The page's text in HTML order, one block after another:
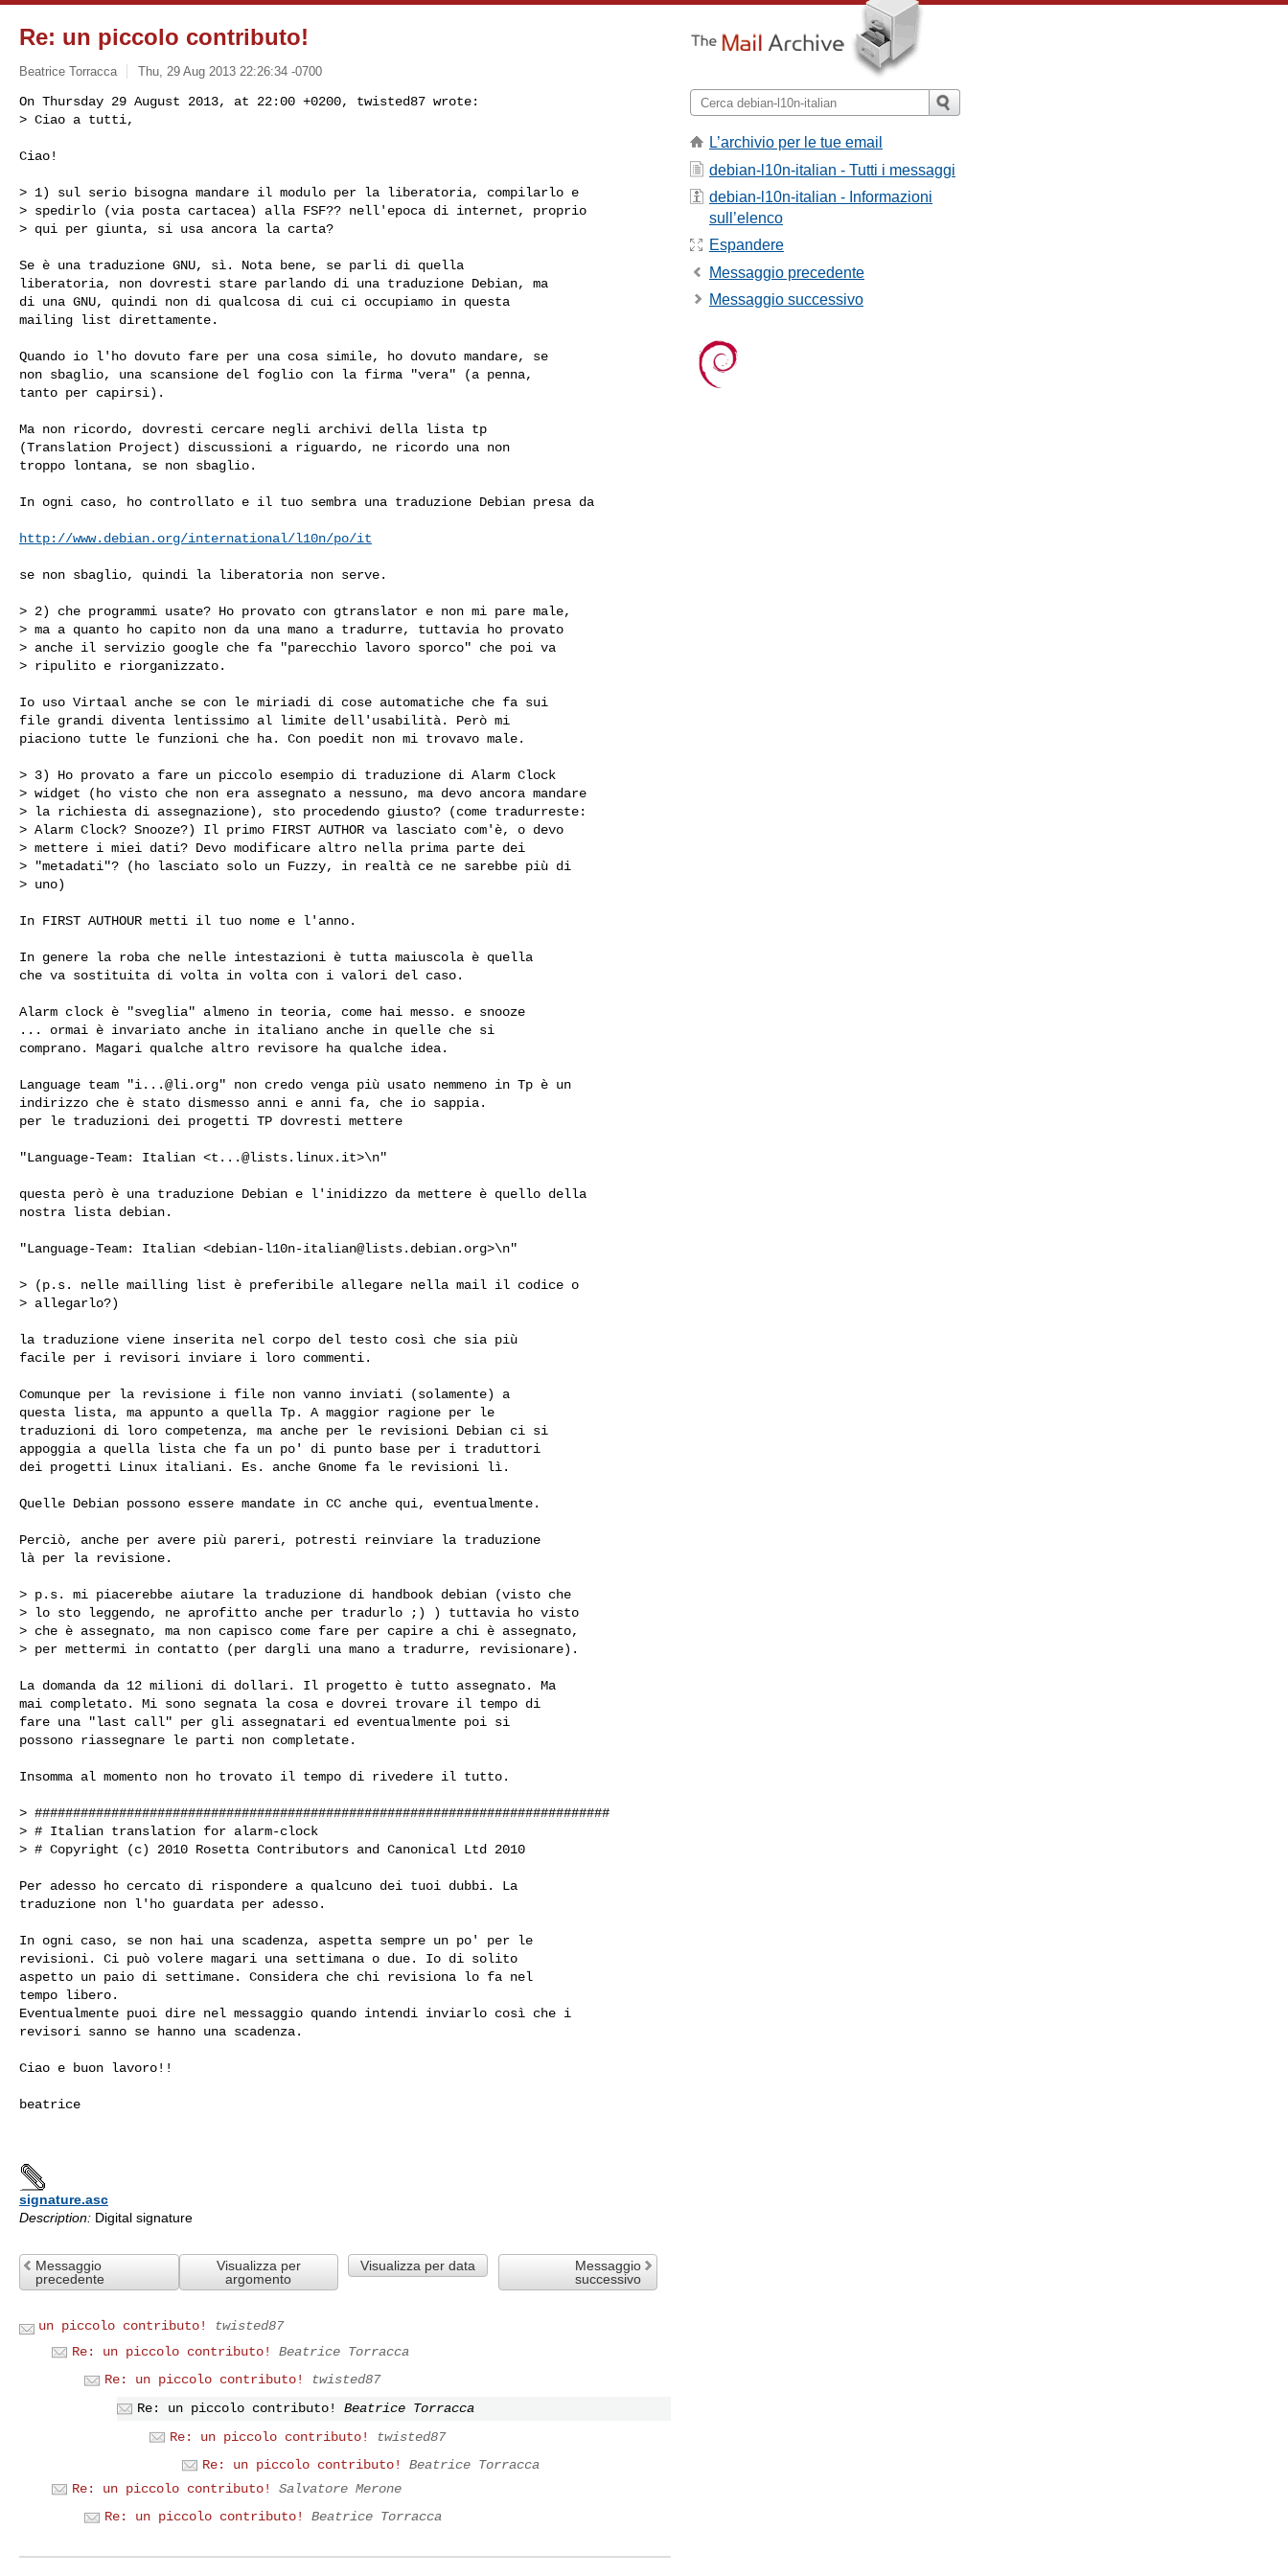
Re: un piccolo contributo!
Beatrice Torracca Thu, 29 Aug 2013 22:26:34 -0700
On Thursday 29 August 2013, at 22:00 +0200, twisted87 wrote:
> Ciao a tutti,
Ciao!
> 1) sul serio bisogna mandare il modulo per la liberatoria, compilarlo e
> spedirlo (via posta cartacea) alla FSF?? nell'epoca di internet, proprio
> qui per giunta, si usa ancora la carta?
Se è una traduzione GNU, sì. Nota bene, se parli di quella
liberatoria, non dovresti stare parlando di una traduzione Debian, ma
di una GNU, quindi non di qualcosa di cui ci occupiamo in questa
mailing list direttamente.
Quando io l'ho dovuto fare per una cosa simile, ho dovuto mandare, se
non sbaglio, una scansione del foglio con la firma "vera" (a penna,
tanto per capirsi).
Ma non ricordo, dovresti cercare negli archivi della lista tp
(Translation Project) discussioni a riguardo, ne ricordo una non
troppo lontana, se non sbaglio.
In ogni caso, ho controllato e il tuo sembra una traduzione Debian presa da
http://www.debian.org/international/l10n/po/it
se non sbaglio, quindi la liberatoria non serve.
> 2) che programmi usate? Ho provato con gtranslator e non mi pare male,
> ma a quanto ho capito non da una mano a tradurre, tuttavia ho provato
> anche il servizio google che fa "parecchio lavoro sporco" che poi va
> ripulito e riorganizzato.
Io uso Virtaal anche se con le miriadi di cose automatiche che fa sui
file grandi diventa lentissimo al limite dell'usabilità. Però mi
piaciono tutte le funzioni che ha. Con poedit non mi trovavo male.
> 3) Ho provato a fare un piccolo esempio di traduzione di Alarm Clock
> widget (ho visto che non era assegnato a nessuno, ma devo ancora mandare
> la richiesta di assegnazione), sto procedendo giusto? (come tradurreste:
> Alarm Clock? Snooze?) Il primo FIRST AUTHOR va lasciato com'è, o devo
> mettere i miei dati? Devo modificare altro nella prima parte dei
> "metadati"? (ho lasciato solo un Fuzzy, in realtà ce ne sarebbe più di
> uno)
In FIRST AUTHOUR metti il tuo nome e l'anno.
In genere la roba che nelle intestazioni è tutta maiuscola è quella
che va sostituita di volta in volta con i valori del caso.
Alarm clock è "sveglia" almeno in teoria, come hai messo. e snooze
... ormai è invariato anche in italiano anche in quelle che si
comprano. Magari qualche altro revisore ha qualche idea.
Language team "i...@li.org" non credo venga più usato nemmeno in Tp è un
indirizzo che è stato dismesso anni e anni fa, che io sappia.
per le traduzioni dei progetti TP dovresti mettere
"Language-Team: Italian <t...@lists.linux.it>\n"
questa però è una traduzione Debian e l'inidizzo da mettere è quello della
nostra lista debian.
"Language-Team: Italian <debian-l10n-italian@lists.debian.org>\n"
> (p.s. nelle mailling list è preferibile allegare nella mail il codice o
> allegarlo?)
la traduzione viene inserita nel corpo del testo così che sia più
facile per i revisori inviare i loro commenti.
Comunque per la revisione i file non vanno inviati (solamente) a
questa lista, ma appunto a quella Tp. A maggior ragione per le
traduzioni di loro competenza, ma anche per le revisioni Debian ci si
appoggia a quella lista che fa un po' di punto base per i traduttori
dei progetti Linux italiani. Es. anche Gnome fa le revisioni lì.
Quelle Debian possono essere mandate in CC anche qui, eventualmente.
Perciò, anche per avere più pareri, potresti reinviare la traduzione
là per la revisione.
> p.s. mi piacerebbe aiutare la traduzione di handbook debian (visto che
> lo sto leggendo, ne aprofitto anche per tradurlo ;) ) tuttavia ho visto
> che è assegnato, ma non capisco come fare per capire a chi è assegnato,
> per mettermi in contatto (per dargli una mano a tradurre, revisionare).
La domanda da 12 milioni di dollari. Il progetto è tutto assegnato. Ma
mai completato. Mi sono segnata la cosa e dovrei trovare il tempo di
fare una "last call" per gli assegnatari ed eventualmente poi si
possono riassegnare le parti non completate.
Insomma al momento non ho trovato il tempo di rivedere il tutto.
> ###########################################################################
> # Italian translation for alarm-clock
> # Copyright (c) 2010 Rosetta Contributors and Canonical Ltd 2010
Per adesso ho cercato di rispondere a qualcuno dei tuoi dubbi. La
traduzione non l'ho guardata per adesso.
In ogni caso, se non hai una scadenza, aspetta sempre un po' per le
revisioni. Ci può volere magari una settimana o due. Io di solito
aspetto un paio di settimane. Considera che chi revisiona lo fa nel
tempo libero.
Eventualmente puoi dire nel messaggio quando intendi inviarlo così che i
revisori sanno se hanno una scadenza.
Ciao e buon lavoro!!
beatrice
signature.asc
Description: Digital signature
Messaggio
precedente
Visualizza per
argomento
Visualizza per data
Messaggio
successivo
un piccolo contributo!
twisted87
Re: un piccolo contributo!
Beatrice Torracca
Re: un piccolo contributo!
twisted87
Re: un piccolo contributo!
Beatrice Torracca
Re: un piccolo contributo!
twisted87
Re: un piccolo contributo!
Beatrice Torracca
Re: un piccolo contributo!
Salvatore Merone
Re: un piccolo contributo!
Beatrice Torracca
L’archivio per le tue email
debian-l10n-italian - Tutti i messaggi
debian-l10n-italian - Informazioni
sull’elenco
Espandere
Messaggio precedente
Messaggio successivo